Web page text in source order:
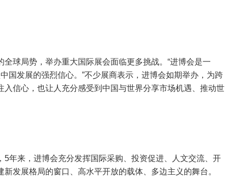
球局势，举办重大国际展会面临更多挑战。“进博会是一
国发展的强烈信心。”不少展商表示，进博会如期举办，为跨
入信心，也让人充分感受到中国与世界分享市场机遇、推动世
5年来，进博会充分发挥国际采购、投资促进、人文交流、开
发展格局的窗口、高水平开放的载体、多边主义的舞台。